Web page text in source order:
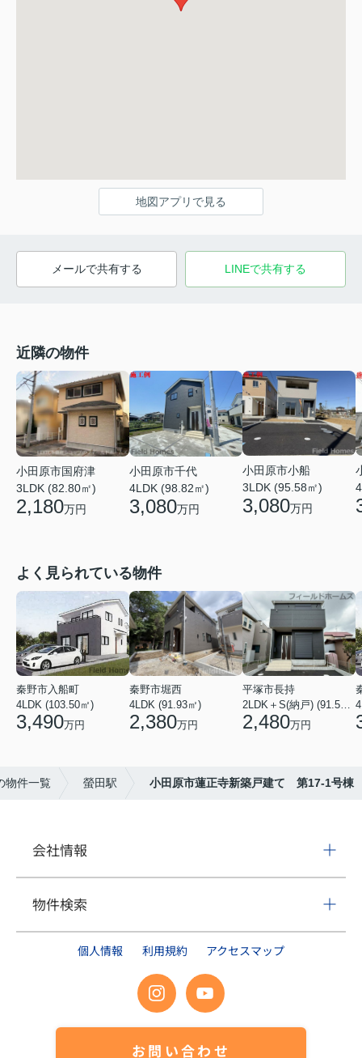
地図アプリで見る
メールで共有する LINEで共有する
近隣の物件
小田原市国府津
3LDK (82.80㎡)
2,180万円
小田原市千代
4LDK (98.82㎡)
3,080万円
小田原市小船
3LDK (95.58㎡)
3,080万円
よく見られている物件
秦野市入船町
4LDK (103.50㎡)
3,490万円
秦野市堀西
4LDK (91.93㎡)
2,380万円
平塚市長持
2,480万円
物件一覧 螢田駅 小田原市蓮正寺新築戸建て 第17-1号棟
会社情報
物件検索
個人情報 利用規約 アクセスマップ
お問い合わせ